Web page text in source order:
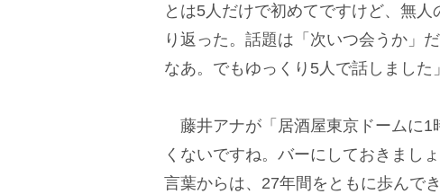
とは5人だけで初めてですけど、無
り返った。話題は「次いつ会うか」
なあ。でもゆっくり5人で話しました
藤井アナが「居酒屋東京ドームに1
くないですね。バーにしておきまし
言葉からは、27年間をともに歩んで